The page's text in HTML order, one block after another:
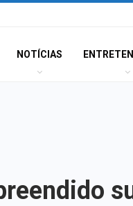
NOTÍCIAS